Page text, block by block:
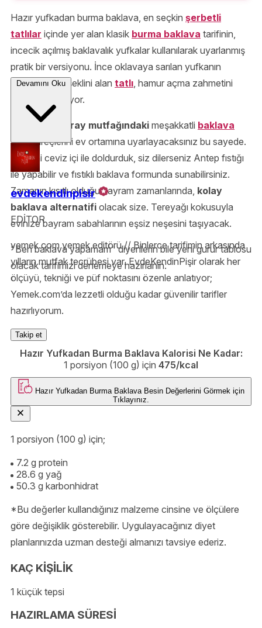
Hazır yufkadan burma baklava, en seçkin şerbetli
tatlılar içinde yer alan klasik burma baklava tarifinin,
incecik açılmış baklavalık yufkalar kullanılarak uyarlanmış
pratik bir versiyonu. İnce oklavaya sarılan yufkanın
büzülmesiyle şeklini alan tatlı, hamur açma zahmetini
ortadan kaldırıyor.
Geleneksel saray mutfağındaki meşakkatli baklava
tarifi süreçlerini ev ortamına uyarlayacaksınız bu sayede.
Biz içini ceviz içi ile doldurduk, siz dilerseniz Antep fıstığı
ile yapabilir ve fıstıklı baklava formunda sunabilirsiniz.
Zamanın kısıtlı olduğu bayram zamanlarında, kolay
baklava alternatifi olacak size. Tereyağı kokusuyla
evinize bayram sabahlarının eşsiz neşesini taşıyacak.
"Ben baklava yapamam" diyenlerin bile yeni gurur tablosu
olacak tarifimizi denemeye hazırlanın.
Devamını Oku
evdekendinpisir
EDİTOR
yemek.com yemek editörü // Binlerce tarifimin arkasında
yılların mutfak tecrübesi var. EvdeKendinPişir olarak her
ölçüyü, tekniği ve püf noktasını özenle anlatıyor;
Yemek.com’da lezzetli olduğu kadar güvenilir tarifler
hazırlıyorum.
Takip et
Hazır Yufkadan Burma Baklava Kalorisi Ne Kadar:
1 porsiyon (100 g) için 475/kcal
Hazır Yufkadan Burma Baklava
Besin Değerlerini Görmek için
Tıklayınız.
1 porsiyon (100 g) için;
7.2 g protein
28.6 g yağ
50.3 g karbonhidrat
*Bu değerler kullandığınız malzeme cinsine ve ölçülere
göre değişiklik gösterebilir. Uygulayacağınız diyet
planlarınızda uzman desteği almanızı tavsiye ederiz.
KAÇ KİŞİLİK
1 küçük tepsi
HAZIRLAMA SÜRESİ